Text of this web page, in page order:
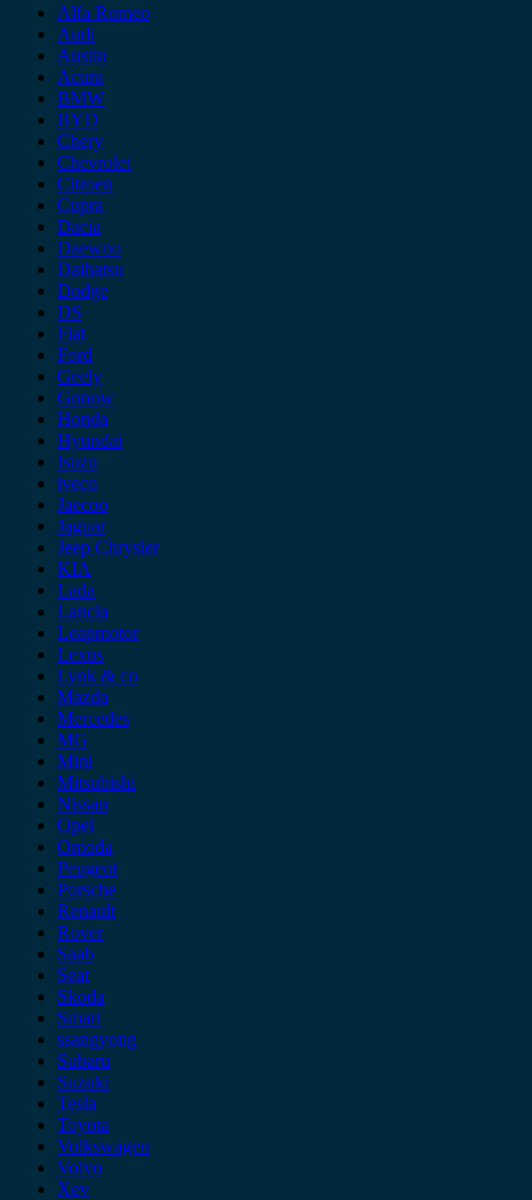
Alfa Romeo
Audi
Austin
Acura
BMW
BYD
Chery
Chevrolet
Citroen
Cupra
Dacia
Daewoo
Daihatsu
Dodge
DS
Fiat
Ford
Geely
Gonow
Honda
Hyundai
Isuzu
iveco
Jaecoo
Jaguar
Jeep Chrysler
KIA
Lada
Lancia
Leapmotor
Lexus
Lynk & co
Mazda
Mercedes
MG
Mini
Mitsubishi
Nissan
Opel
Omoda
Peugeot
Porsche
Renault
Rover
Saab
Seat
Skoda
Smart
ssangyong
Subaru
Suzuki
Tesla
Toyota
Volkswagen
Volvo
Xev